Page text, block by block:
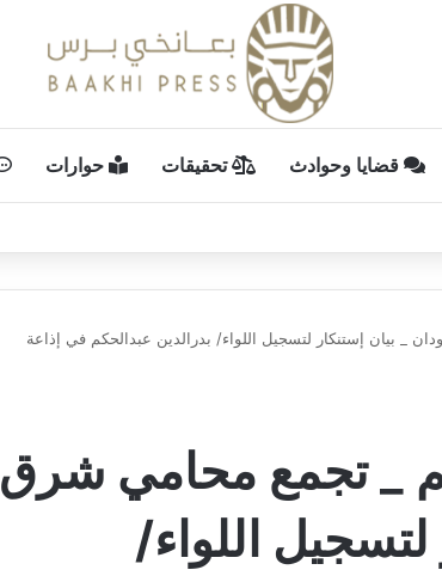
قضايا وحوادث تحقيقات حوارات
_ بيان إستنكار لتسجيل اللواء/ بدرالدين عبدالحكم في إذاعة
_ تجمع محامي شرق
اللواء/